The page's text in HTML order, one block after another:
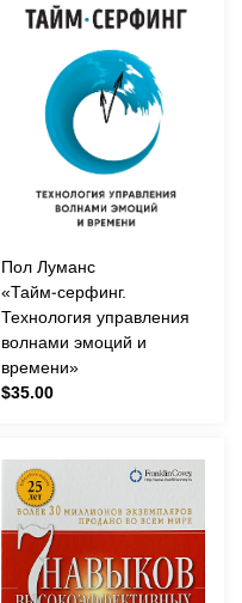
Пол Луманс
«Тайм-серфинг.
Технология управления
волнами эмоций и
времени»
$35.00